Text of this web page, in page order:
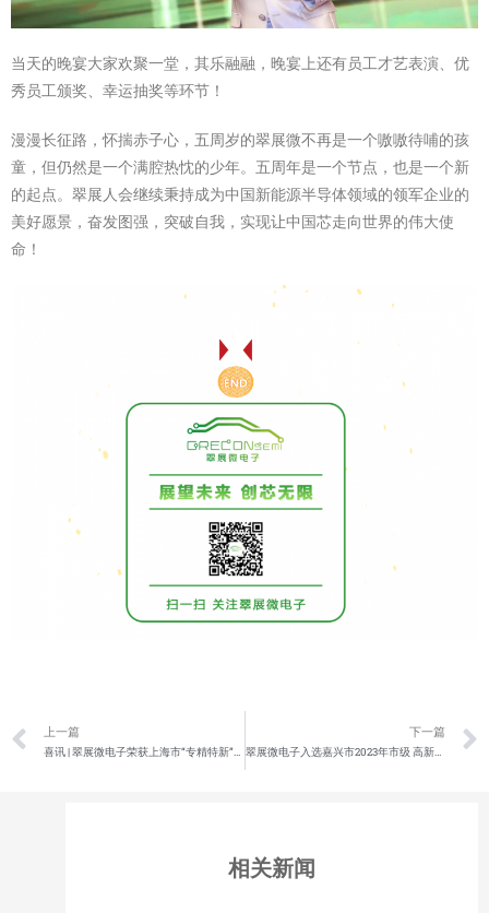
当天的晚宴大家欢聚一堂，其乐融融，晚宴上还有员工才艺表演、优
秀员工颁奖、幸运抽奖等环节！
漫漫长征路，怀揣赤子心，五周岁的翠展微不再是一个嗷嗷待哺的孩
童，但仍然是一个满腔热忱的少年。五周年是一个节点，也是一个新
的起点。翠展人会继续秉持成为中国新能源半导体领域的领军企业的
美好愿景，奋发图强，突破自我，实现让中国芯走向世界的伟大使
命！
上一篇 下一篇
翠展微电子入选嘉兴市2023年市级 高新技术研究开发中心
相关新闻